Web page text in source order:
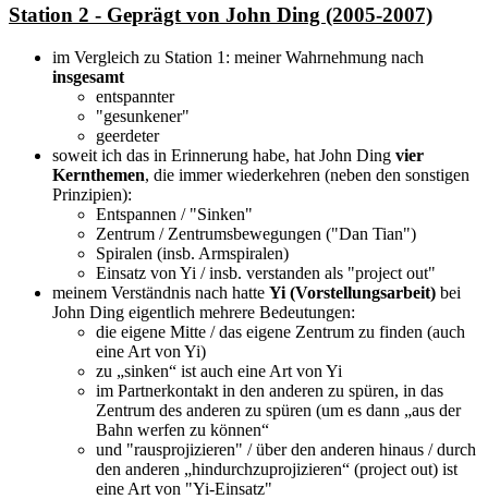
Station 2 - Geprägt von John Ding (2005-2007)
im Vergleich zu Station 1: meiner Wahrnehmung nach
insgesamt
entspannter
"gesunkener"
geerdeter
soweit ich das in Erinnerung habe, hat John Ding vier
Kernthemen, die immer wiederkehren (neben den sonstigen
Prinzipien):
Entspannen / "Sinken"
Zentrum / Zentrumsbewegungen ("Dan Tian")
Spiralen (insb. Armspiralen)
Einsatz von Yi / insb. verstanden als "project out"
meinem Verständnis nach hatte Yi (Vorstellungsarbeit) bei
John Ding eigentlich mehrere Bedeutungen:
die eigene Mitte / das eigene Zentrum zu finden (auch
eine Art von Yi)
zu „sinken“ ist auch eine Art von Yi
im Partnerkontakt in den anderen zu spüren, in das
Zentrum des anderen zu spüren (um es dann „aus der
Bahn werfen zu können“
und "rausprojizieren" / über den anderen hinaus / durch
den anderen „hindurchzuprojizieren“ (project out) ist
eine Art von "Yi-Einsatz"